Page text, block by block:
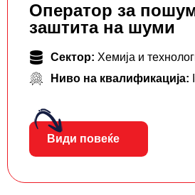
Оператор за
заштита на шуми
Сектор: Хемија и
Ниво на квалификација:
Види повеќе